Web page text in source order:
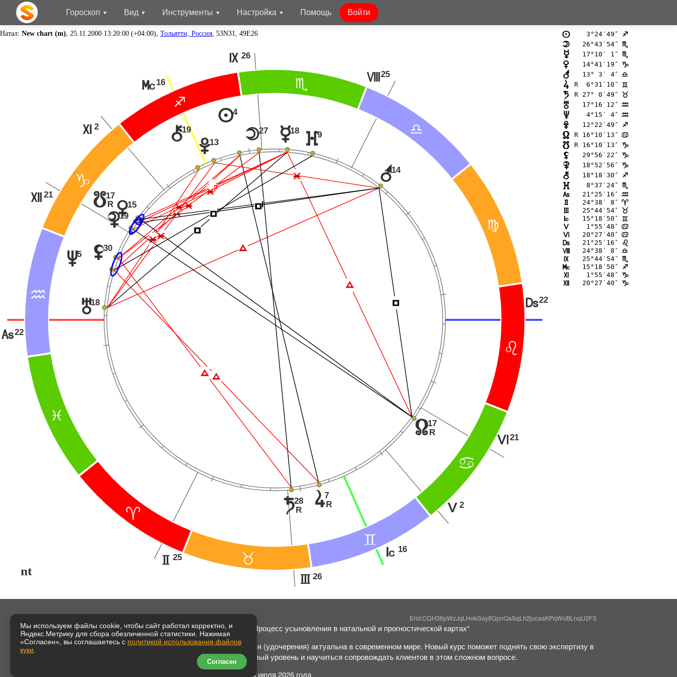
Гороскоп Вид Инструменты Настройка Помощь Войти
Натал: New chart (m) , 25.11.2000 13:20:00 (+04:00), Тольятти, Россия , 53N31, 49E26
;
<
>
?
@
A
B
C
D
E
F
22
G
25
H
26
I
16
J
2
K
21
L
22
M
25
N
26
O
16
P
2
Q
21
R
t28
R
s7
R
x17
R
r14
}9
p18
o27
n4
w13
|19
q15
y17
R
{19
z30
v5
u18
Ë
ËË
Ë
Í
Ï
Ë
Ë
Í
Ï
Ë
Í
Í
Ï
Ï
Ë
Ë
Í
nt
n 3°24′49″ C
o 26°43′54″ B
p 17°10′ 1″ B
q 14°41′19″ D
r 13° 3′ 4″ A
s R  6°31′10″ =
t R 27° 0′49″ <
u 17°16′12″ E
v 4°15′ 4″ E
w 12°22′49″ C
x R 16°10′13″ >
y R 16°10′13″ D
z 29°56′22″ D
{ 18°52′56″ D
| 18°18′30″ C
} 8°37′24″ B
G 21°25′16″ E
H 24°38′ 8″ ;
I 25°44′54″ <
J 15°18′50″ =
K 1°55′48″ >
L 20°27′40″ >
M 21°25′16″ ?
N 24°38′ 8″ A
O 25°44′54″ B
P 15°18′50″ C
Q 1°55′48″ D
R 20°27′40″ D
Erid:CQH36pWzJqLHvkGay8QpnQsSqLh2jucaaKPqWoBLnqU2F3
Таша Игошина: "Процесс усыновления в натальной и прогностической картах"
Тема усыновления (удочерения) актуальна в современном мире. Новый курс поможет поднять свою экспертизу в
астрологии на новый уровень и научиться сопровождать клиентов в этом сложном вопросе.
Начало курса: 16 июля 2026 года
Мы используем файлы cookie, чтобы сайт работал корректно, и
Яндекс.Метрику для сбора обезличенной статистики. Нажимая
«Согласен», вы соглашаетесь с политикой использования файлов
куки
Согласен